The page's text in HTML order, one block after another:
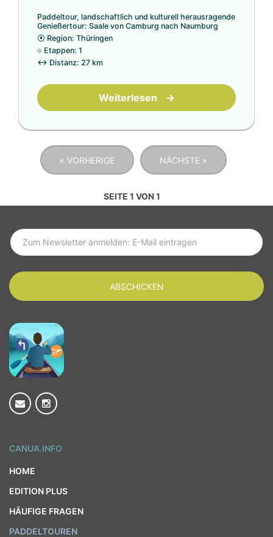
Paddeltour, landschaftlich und kulturell herausragende
Genießertour: Saale von Camburg nach Naumburg
⦿ Region: Thüringen
⟐ Etappen: 1
↔ Distanz: 27 km
Weiterlesen →
« VORHERIGE NÄCHSTE »
SEITE 1 VON 1
SUBSCRIBE TO LATEST NEWS
ABSCHICKEN
CANUA.INFO
HOME
EDITION PLUS
HÄUFIGE FRAGEN
PADDELTOUREN